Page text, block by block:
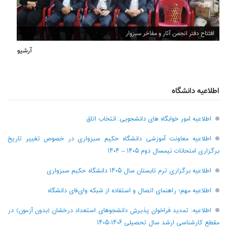
افتتاح دفتر انجمن آثار و مفاخر سبزوار
آرشیو
اطلاعیه دانشگاه
اطلاعیه امور خوابگاه های دانشجویی: انتخاب اتاق
اطلاعیه معاونت آموزشی دانشگاه حکیم سبزواری در خصوص تغییر تاریخ
برگزاری امتحانات نیمسال دوم ۱۴۰۵ – ۱۴۰۴
اطلاعیه برگزاری ترم تابستان سال ۱۴۰۵ دانشگاه حکیم سبزواری
اطلاعیه مهم؛ راهنمای اتصال و استفاده از شبکه وای‌فای دانشگاه
اطلاعیه: تمدید فراخوان پذیرش دانشجو‌های استعداد درخشان (بدون آزمون) در
مقطع کارشناسی ارشد سال تحصیلی ۱۴۰۶-۱۴۰۵